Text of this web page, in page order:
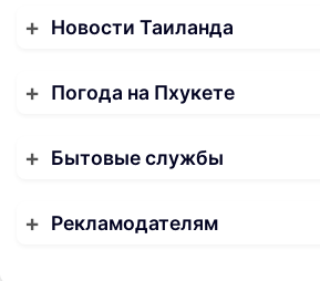
Новости Таиланда
Погода на Пхукете
Бытовые службы
Рекламодателям